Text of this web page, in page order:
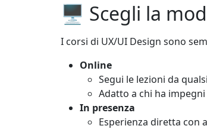
🖥️ Scegli la
I corsi di UX/UI Design sono
Online
Segui le lezioni da
Adatto a chi ha
In presenza
Esperienza diretta con